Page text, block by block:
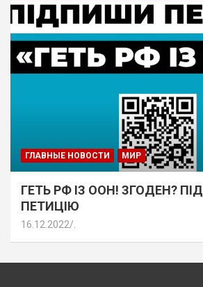
ГЛАВНЫЕ НОВОСТИ МИР
ГЕТЬ РФ ІЗ ООН! ЗГОДЕН?
ПЕТИЦІЮ
16.12.2022